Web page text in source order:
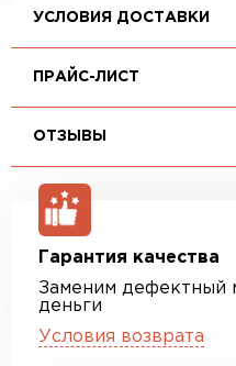
УСЛОВИЯ ДОСТАВКИ
ПРАЙС-ЛИСТ
ОТЗЫВЫ
Гарантия качества
Заменим дефектный
деньги
Условия возврата